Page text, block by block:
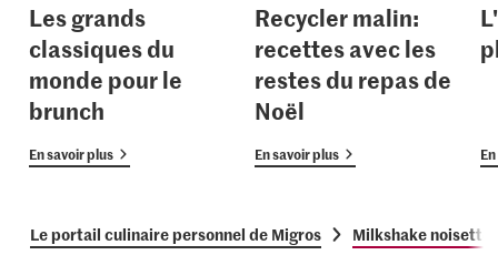
Les grands
classiques du
monde pour le
brunch
En savoir plus
Recycler malin:
recettes avec les
restes du repas de
Noël
En savoir plus
Le portail culinaire personnel de Migros Milkshake